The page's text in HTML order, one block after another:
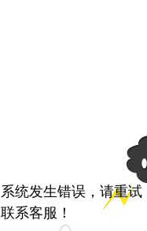
系统发生错误，请重
联系客服！